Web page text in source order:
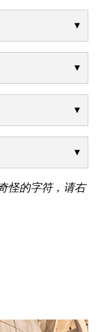
怪的字符，请右